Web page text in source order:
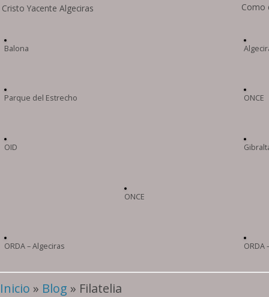
Cristo Yacente Algeciras Como
Balona
Parque del Estrecho ONCE
OID
ONCE
ORDA – Algeciras ORDA
Inicio » Blog » Filatelia